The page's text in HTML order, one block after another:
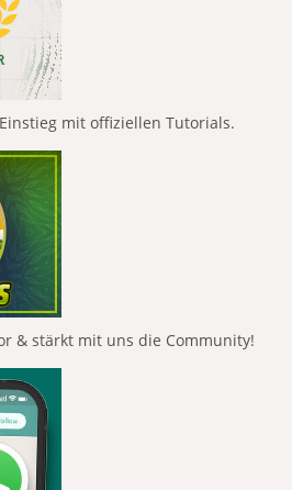
mit offiziellen Tutorials.
& stärkt mit uns die Community!